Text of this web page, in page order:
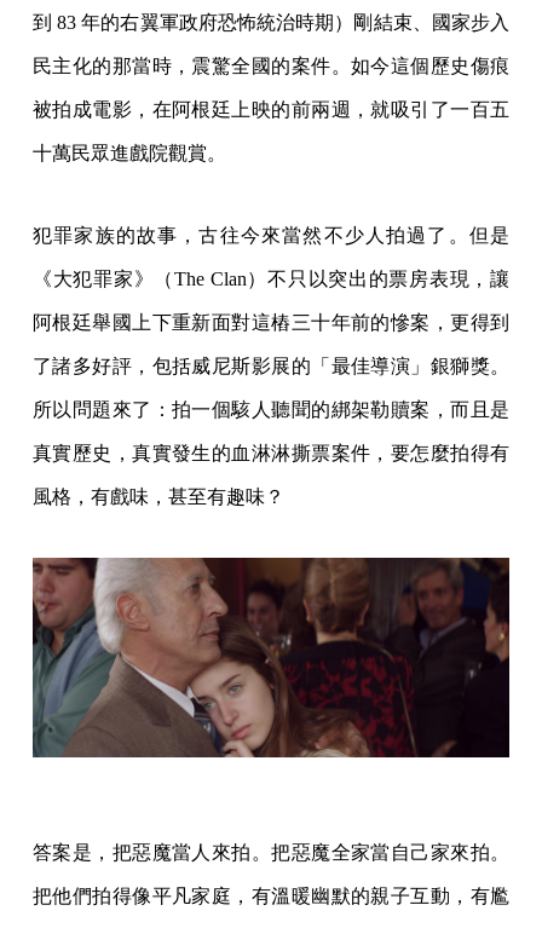
到 83 年的右翼軍政府恐怖統治時期）剛結束、國家步入
民主化的那當時，震驚全國的案件。如今這個歷史傷痕
被拍成電影，在阿根廷上映的前兩週，就吸引了一百五
十萬民眾進戲院觀賞。
犯罪家族的故事，古往今來當然不少人拍過了。但是
《大犯罪家》（The Clan）不只以突出的票房表現，讓
阿根廷舉國上下重新面對這樁三十年前的慘案，更得到
了諸多好評，包括威尼斯影展的「最佳導演」銀獅獎。
所以問題來了：拍一個駭人聽聞的綁架勒贖案，而且是
真實歷史，真實發生的血淋淋撕票案件，要怎麼拍得有
風格，有戲味，甚至有趣味？
答案是，把惡魔當人來拍。把惡魔全家當自己家來拍。
把他們拍得像平凡家庭，有溫暖幽默的親子互動，有尷